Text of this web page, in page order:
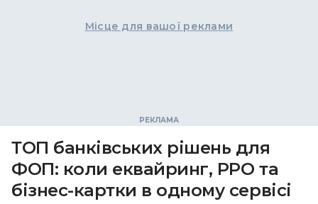
Місце для вашої реклами
ТОП банківських рішень для
ФОП: коли еквайринг, РРО та
бізнес-картки в одному сервісі